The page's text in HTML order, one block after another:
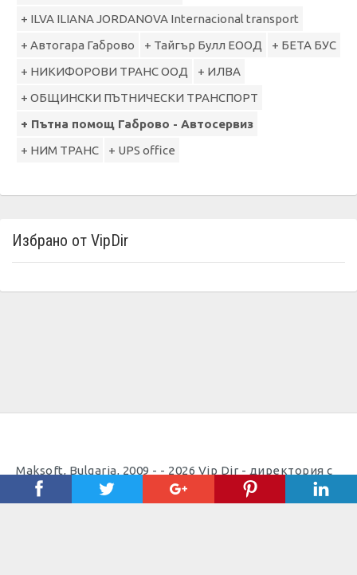
+ ILVA ILIANA JORDANOVA Internacional transport
+ Автогара Габрово
+ Тайгър Булл ЕООД
+ БЕТА БУС
+ НИКИФОРОВИ ТРАНС ООД
+ ИЛВА
+ ОБЩИНСКИ ПЪТНИЧЕСКИ ТРАНСПОРТ
+ Пътна помощ Габрово - Автосервиз
+ НИМ ТРАНС
+ UPS office
Избрано от VipDir
Maksoft, Bulgaria, 2009 - - 2026 Vip Dir - директория с
полезни телефони |